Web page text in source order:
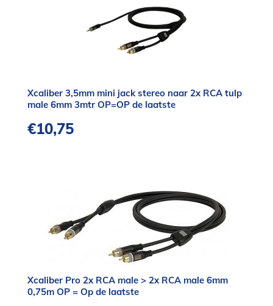
Xcaliber 3,5mm mini jack stereo naar 2x RCA tulp
male 6mm 3mtr OP=OP de laatste
€10,75
Xcaliber Pro 2x RCA male > 2x RCA male 6mm
0,75m OP = Op de laatste